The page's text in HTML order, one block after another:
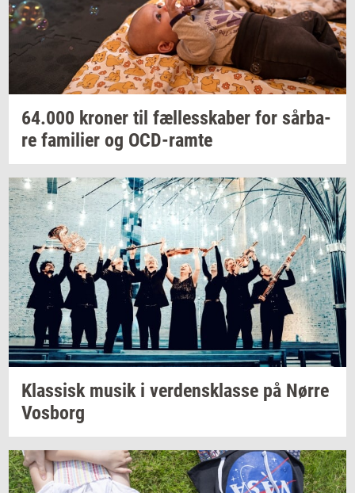
64.000 kro­ner til fæl­les­ska­ber for sår­ba­
re fa­mi­li­er og OCD-​ramte
Klas­siskmusik i ver­dens­klas­se på Nørre
Vos­borg